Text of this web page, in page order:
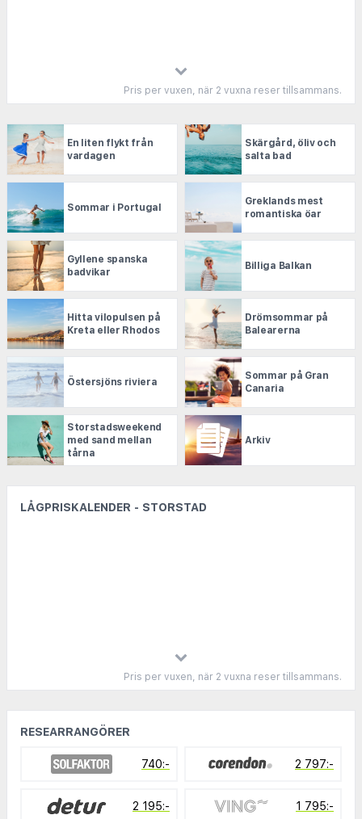
Pris per vuxen, när 2 vuxna reser tillsammans.
En liten flykt från
vardagen
Skärgård, öliv och
salta bad
Sommar i Portugal
Greklands mest
romantiska öar
Gyllene spanska
badvikar
Billiga Balkan
Hitta vilopulsen på
Kreta eller Rhodos
Drömsommar på
Balearerna
Östersjöns riviera
Sommar på Gran
Canaria
Storstadsweekend
med sand mellan
tårna
Arkiv
LÅGPRISKALENDER - STORSTAD
Pris per vuxen, när 2 vuxna reser tillsammans.
RESEARRANGÖRER
740:- 2 797:-
2 195:- 1 795:-